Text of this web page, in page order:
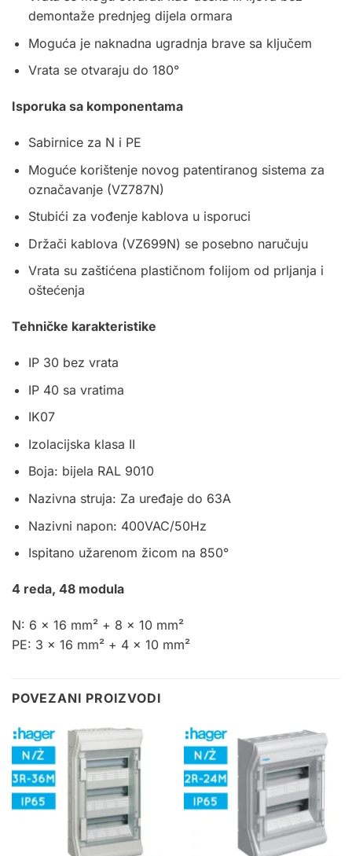
demontaže prednjeg dijela ormara
Moguća je naknadna ugradnja brave sa ključem
Vrata se otvaraju do 180°
Isporuka sa komponentama
Sabirnice za N i PE
Moguće korištenje novog patentiranog sistema za
označavanje (VZ787N)
Stubići za vođenje kablova u isporuci
Držači kablova (VZ699N) se posebno naručuju
Vrata su zaštićena plastičnom folijom od prljanja i
oštećenja
Tehničke karakteristike
IP 30 bez vrata
IP 40 sa vratima
IK07
Izolacijska klasa II
Boja: bijela RAL 9010
Nazivna struja: Za uređaje do 63A
Nazivni napon: 400VAC/50Hz
Ispitano užarenom žicom na 850°
4 reda, 48 modula
N: 6 x 16 mm² + 8 x 10 mm²
PE: 3 x 16 mm² + 4 x 10 mm²
POVEZANI PROIZVODI